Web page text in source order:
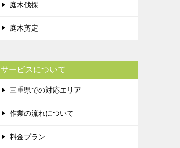
庭木伐採
庭木剪定
サービスについて
三重県での対応エリア
作業の流れについて
料金プラン